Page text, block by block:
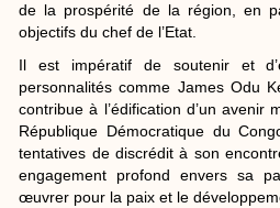
de la prospérité de la région, en
objectifs du chef de l’Etat.
Il est impératif de soutenir et
personnalités comme James Odu
contribue à l’édification d’un avenir
République Démocratique du
tentatives de discrédit à son
engagement profond envers sa
œuvrer pour la paix et le